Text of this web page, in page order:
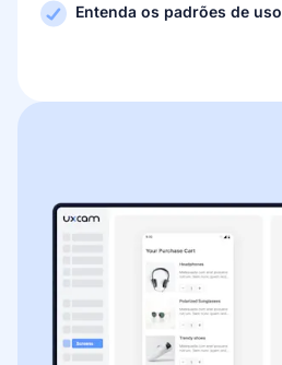
Entenda os padrões de uso